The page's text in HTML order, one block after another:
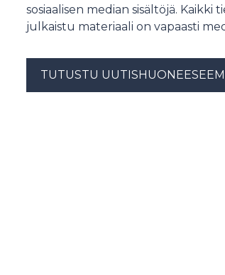
sosiaalisen median sisältöjä. Kaikki
julkaistu materiaali on vapaasti
TUTUSTU